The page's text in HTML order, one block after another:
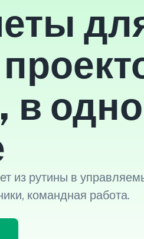
в
из рутины в
командная работа.